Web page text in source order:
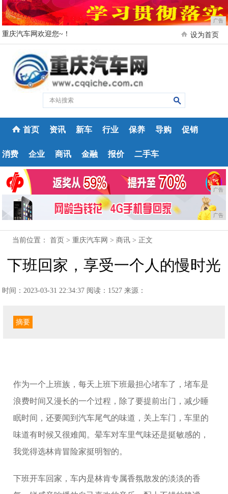
广告
重庆汽车网欢迎您~！ 设为首页
首页 资讯 新车 行业 保养 导购 促销
消费 企业 商讯 金融 报价 二手车
广告
广告
当前位置：首页 >重庆汽车网 >商讯 > 正文
下班回家，享受一个人的慢时光
时间：2023-03-31 22:34:37 阅读：1527 来源：
摘要
作为一个上班族，每天上班下班最担心堵车了，堵车是
浪费时间又漫长的一个过程，除了要提前出门，减少睡
眠时间，还要闻到汽车尾气的味道，关上车门，车里的
味道有时候又很难闻。晕车对车里气味还是挺敏感的，
我觉得选林肯冒险家挺明智的。
下班开车回家，车内是林肯专属香氛散发的淡淡的香